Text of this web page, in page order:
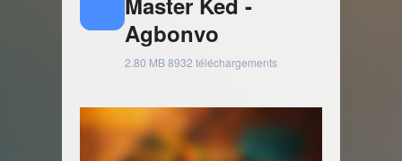
Agbonvo
2.80 MB8932 téléchargements